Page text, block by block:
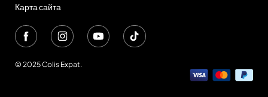
Карта сайта
© 2025 Colis Expat.